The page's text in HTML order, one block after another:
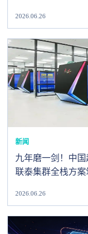
2026.06.26
新闻
九年磨一剑！中国
联泰集群全栈方
2026.06.26